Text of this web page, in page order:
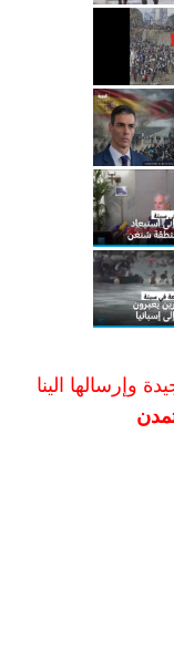
وإرسالها الينا